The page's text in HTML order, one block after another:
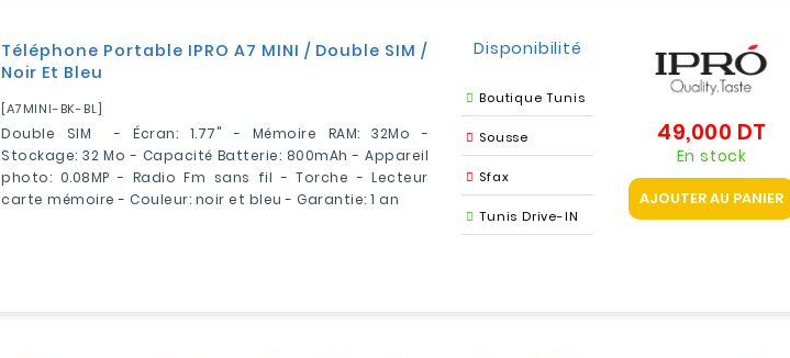
Téléphone Portable IPRO A7 MINI / Double SIM /
Noir Et Bleu
[A7MINI-BK-BL]
Double SIM - Écran: 1.77" - Mémoire RAM: 32Mo -
Stockage: 32 Mo - Capacité Batterie: 800mAh - Appareil
photo: 0.08MP - Radio Fm sans fil - Torche - Lecteur
carte mémoire - Couleur: noir et bleu - Garantie: 1 an
Disponibilité
Boutique Tunis
Sousse
Sfax
Tunis Drive-IN
49,000 DT
En stock
AJOUTER AU PANIER